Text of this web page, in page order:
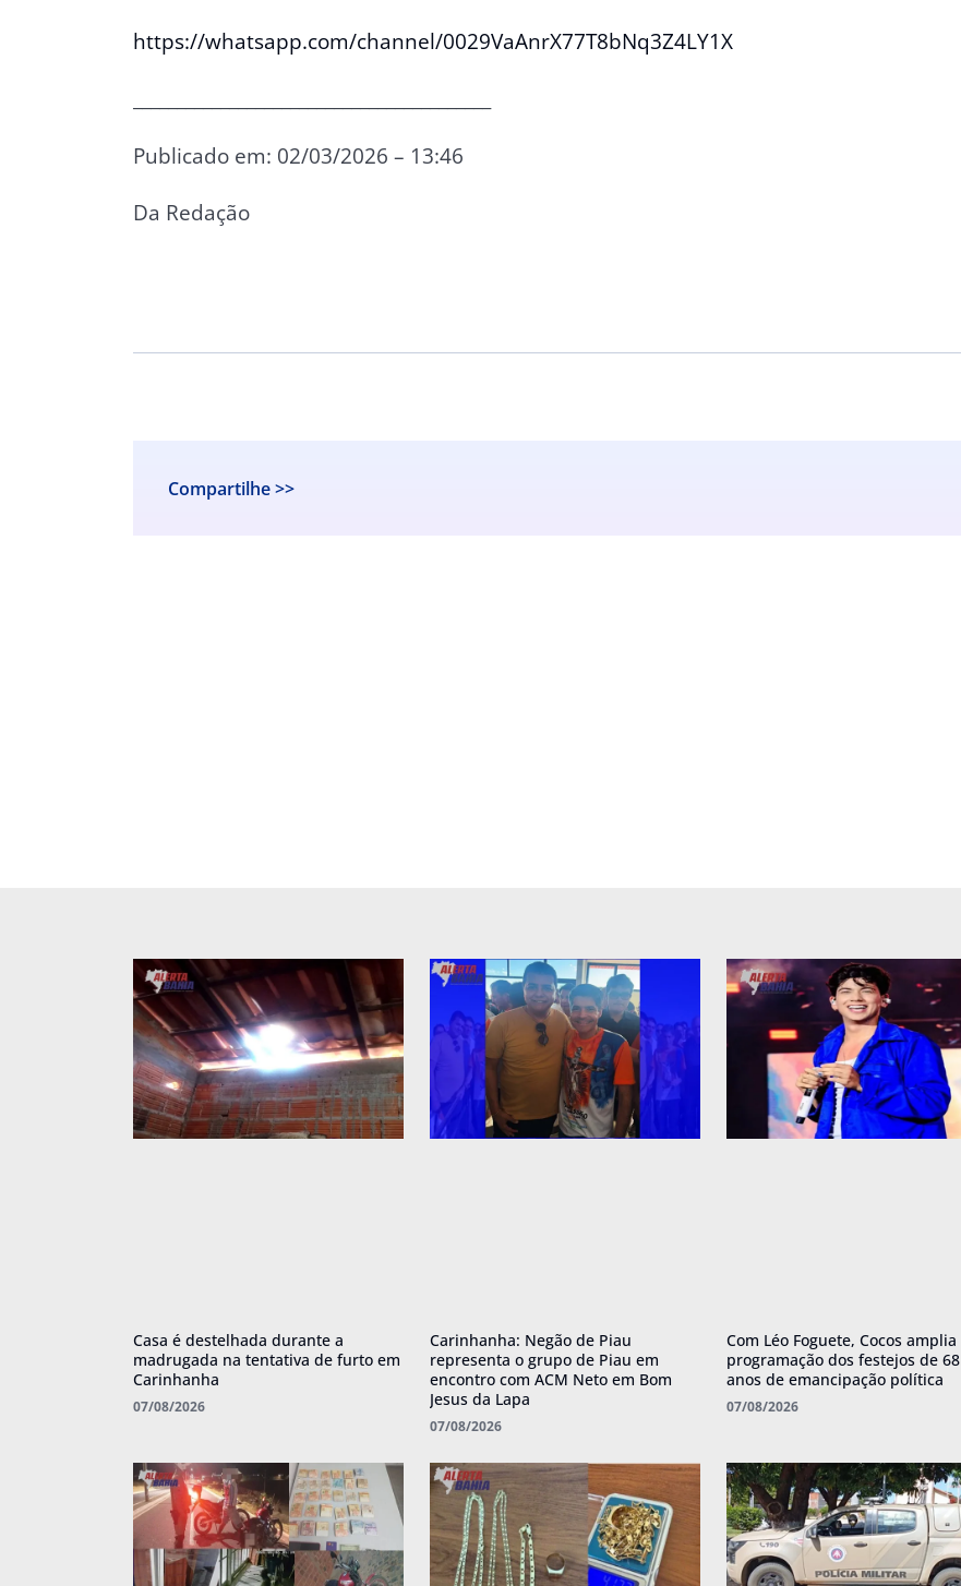
https://whatsapp.com/channel/0029VaAnrX77T8bNq3Z4LY1X
Publicado em: 02/03/2026 – 13:46
Da Redação
Compartilhe >>
Casa é destelhada durante a
madrugada na tentativa de furto em
Carinhanha
07/08/2026
Carinhanha: Negão de Piau
representa o grupo de Piau em
encontro com ACM Neto em Bom
Jesus da Lapa
07/08/2026
Com Léo Foguete, Cocos amplia
programação dos festejos de 68
anos de emancipação política
07/08/2026